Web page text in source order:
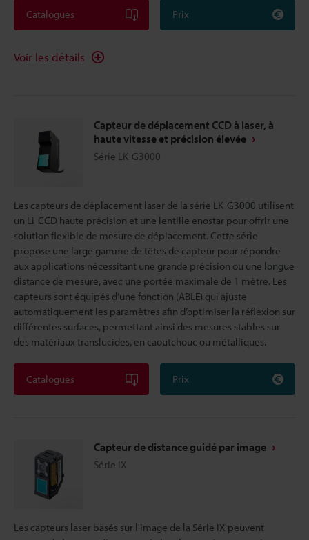
Catalogues Prix
Voir les détails
Capteur de déplacement CCD à laser, à
haute vitesse et précision élevée
Série LK-G3000
Les capteurs de déplacement laser de la série LK-G3000 utilisent
un Li-CCD haute précision et une lentille enostar pour offrir une
solution flexible de mesure de déplacement. Cette série
propose une large gamme de têtes de capteur pour répondre
aux applications nécessitant une grande précision ou une longue
distance de mesure, avec une portée maximale de 1 mètre. Les
capteurs sont équipés d’une fonction (ABLE) qui ajuste
automatiquement les paramètres afin d’optimiser la réflexion sur
différentes surfaces, permettant ainsi des mesures stables sur
des matériaux translucides, en caoutchouc ou métalliques.
Catalogues Prix
Capteur de distance guidé par image
Série IX
Les capteurs laser basés sur l'image de la Série IX peuvent